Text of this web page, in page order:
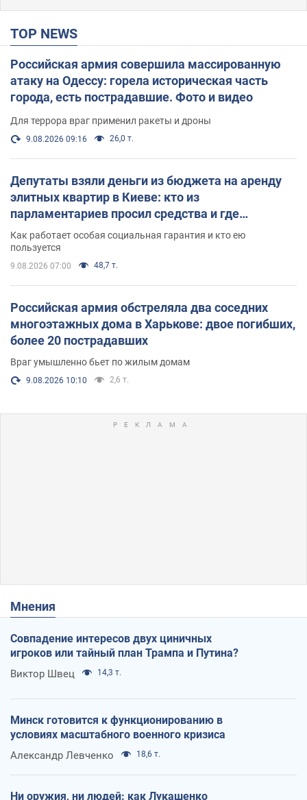
TOP NEWS
Российская армия совершила массированную
атаку на Одессу: горела историческая часть
города, есть пострадавшие. Фото и видео
Для террора враг применил ракеты и дроны
9.08.2026 09:16 26,0 т.
Депутаты взяли деньги из бюджета на аренду
элитных квартир в Киеве: кто из
парламентариев просил средства и где
поселился
Как работает особая социальная гарантия и кто ею
пользуется
9.08.2026 07:00 48,7 т.
Российская армия обстреляла два соседних
многоэтажных дома в Харькове: двое погибших,
более 20 пострадавших
Враг умышленно бьет по жилым домам
9.08.2026 10:10 2,6 т.
Мнения
Совпадение интересов двух циничных
игроков или тайный план Трампа и Путина?
Виктор Швец 14,3 т.
Минск готовится к функционированию в
условиях масштабного военного кризиса
Александр Левченко 18,6 т.
Ни оружия, ни людей: как Лукашенко